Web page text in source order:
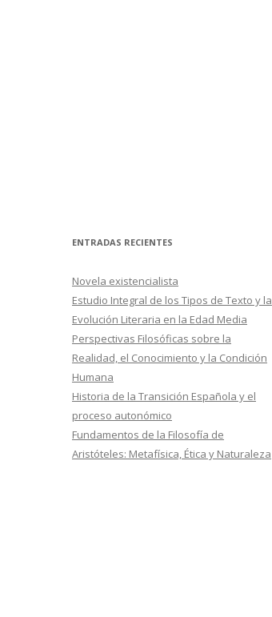
ENTRADAS RECIENTES
Novela existencialista
Estudio Integral de los Tipos de Texto y la
Evolución Literaria en la Edad Media
Perspectivas Filosóficas sobre la
Realidad, el Conocimiento y la Condición
Humana
Historia de la Transición Española y el
proceso autonómico
Fundamentos de la Filosofía de
Aristóteles: Metafísica, Ética y Naturaleza